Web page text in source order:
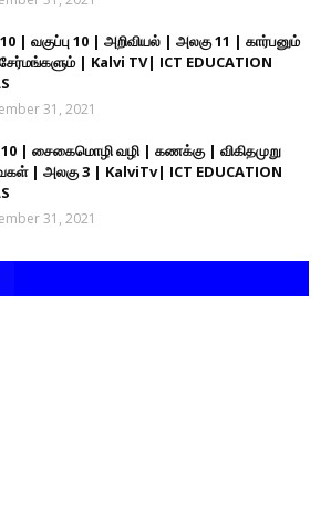
| வகுப்பு 10 | அறிவியல் | அலகு 11 | கார்பனும்
| Kalvi TV| ICT EDUCATION
31, 2021
10 | சைகைமொழி வழி | கணக்கு | விகிதமுறு
| அலகு 3 | KalviTv| ICT EDUCATION
31, 2021